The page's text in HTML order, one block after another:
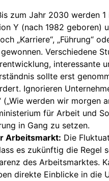
zum Jahr 2030 werden
Y (nach 1982 geboren)
„Karriere“, „Führung“
Verschiedene
interessante
sollte erst
Ignorieren
(„Wie werden wir
für Arbeit und
in Gang zu setzen.
Arbeitsmarkt: Die
es zukünftig die
des Arbeitsmarktes.
direkte Einblicke in die